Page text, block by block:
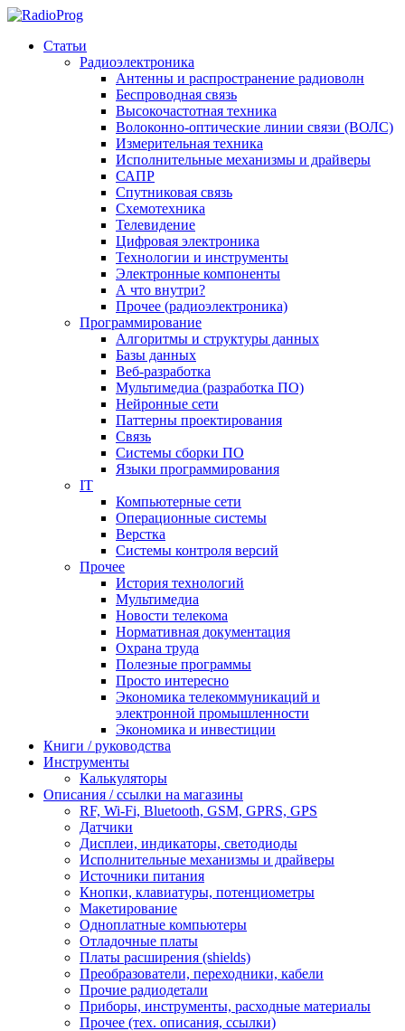
Статьи
Радиоэлектроника
Антенны и распространение радиоволн
Беспроводная связь
Высокочастотная техника
Волоконно-оптические линии связи (ВОЛС)
Измерительная техника
Исполнительные механизмы и драйверы
САПР
Спутниковая связь
Схемотехника
Телевидение
Цифровая электроника
Технологии и инструменты
Электронные компоненты
А что внутри?
Прочее (радиоэлектроника)
Программирование
Алгоритмы и структуры данных
Базы данных
Веб-разработка
Мультимедиа (разработка ПО)
Нейронные сети
Паттерны проектирования
Связь
Системы сборки ПО
Языки программирования
IT
Компьютерные сети
Операционные системы
Верстка
Системы контроля версий
Прочее
История технологий
Мультимедиа
Новости телекома
Нормативная документация
Охрана труда
Полезные программы
Просто интересно
Экономика телекоммуникаций и
электронной промышленности
Экономика и инвестиции
Книги / руководства
Инструменты
Калькуляторы
Описания / ссылки на магазины
RF, Wi-Fi, Bluetooth, GSM, GPRS, GPS
Датчики
Дисплеи, индикаторы, светодиоды
Исполнительные механизмы и драйверы
Источники питания
Кнопки, клавиатуры, потенциометры
Макетирование
Одноплатные компьютеры
Отладочные платы
Платы расширения (shields)
Преобразователи, переходники, кабели
Прочие радиодетали
Приборы, инструменты, расходные материалы
Прочее (тех. описания, ссылки)